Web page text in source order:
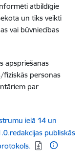
atbildīgie
un tiks veikti
vai būvniecības
apspriešanas
fiziskās personas
par
ielā 14 un
publiskās